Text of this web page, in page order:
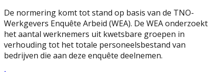
De normering komt tot stand op basis van de TNO-
Werkgevers Enquête Arbeid (WEA). De WEA onderzoekt
het aantal werknemers uit kwetsbare groepen in
verhouding tot het totale personeelsbestand van
bedrijven die aan deze enquête deelnemen.